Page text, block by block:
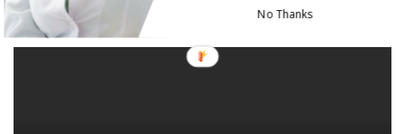
You May Also Like No Thanks